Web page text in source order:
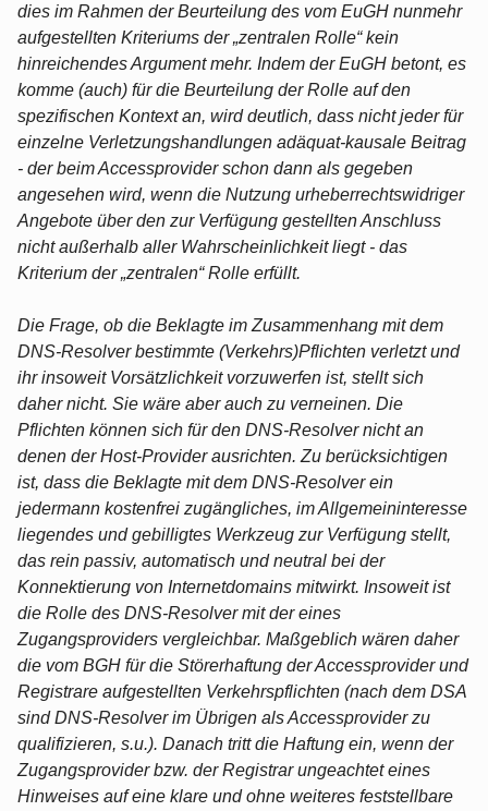
dies im Rahmen der Beurteilung des vom EuGH nunmehr
aufgestellten Kriteriums der „zentralen Rolle“ kein
hinreichendes Argument mehr. Indem der EuGH betont, es
komme (auch) für die Beurteilung der Rolle auf den
spezifischen Kontext an, wird deutlich, dass nicht jeder für
einzelne Verletzungshandlungen adäquat-kausale Beitrag
- der beim Accessprovider schon dann als gegeben
angesehen wird, wenn die Nutzung urheberrechtswidriger
Angebote über den zur Verfügung gestellten Anschluss
nicht außerhalb aller Wahrscheinlichkeit liegt - das
Kriterium der „zentralen“ Rolle erfüllt.
Die Frage, ob die Beklagte im Zusammenhang mit dem
DNS-Resolver bestimmte (Verkehrs)Pflichten verletzt und
ihr insoweit Vorsätzlichkeit vorzuwerfen ist, stellt sich
daher nicht. Sie wäre aber auch zu verneinen. Die
Pflichten können sich für den DNS-Resolver nicht an
denen der Host-Provider ausrichten. Zu berücksichtigen
ist, dass die Beklagte mit dem DNS-Resolver ein
jedermann kostenfrei zugängliches, im Allgemeininteresse
liegendes und gebilligtes Werkzeug zur Verfügung stellt,
das rein passiv, automatisch und neutral bei der
Konnektierung von Internetdomains mitwirkt. Insoweit ist
die Rolle des DNS-Resolver mit der eines
Zugangsproviders vergleichbar. Maßgeblich wären daher
die vom BGH für die Störerhaftung der Accessprovider und
Registrare aufgestellten Verkehrspflichten (nach dem DSA
sind DNS-Resolver im Übrigen als Accessprovider zu
qualifizieren, s.u.). Danach tritt die Haftung ein, wenn der
Zugangsprovider bzw. der Registrar ungeachtet eines
Hinweises auf eine klare und ohne weiteres feststellbare